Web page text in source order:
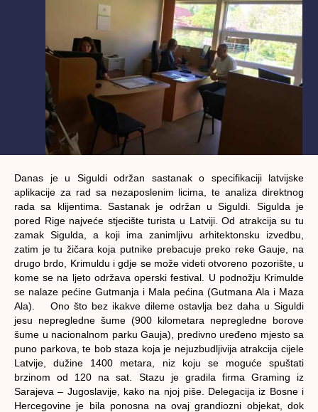
Danas je u Siguldi održan sastanak o specifikaciji latvijske
aplikacije za rad sa nezaposlenim licima, te analiza direktnog
rada sa klijentima. Sastanak je održan u Siguldi. Sigulda je
pored Rige najveće stjecište turista u Latviji. Od atrakcija su tu
zamak Sigulda, a koji ima zanimljivu arhitektonsku izvedbu,
zatim je tu žičara koja putnike prebacuje preko reke Gauje, na
drugo brdo, Krimuldu i gdje se može videti otvoreno pozorište, u
kome se na ljeto održava operski festival. U podnožju Krimulde
se nalaze pećine Gutmanja i Mala pećina (Gutmana Ala i Maza
Ala). Ono što bez ikakve dileme ostavlja bez daha u Siguldi
jesu nepregledne šume (900 kilometara nepregledne borove
šume u nacionalnom parku Gauja), predivno uređeno mjesto sa
puno parkova, te bob staza koja je nejuzbudljivija atrakcija cijele
Latvije, dužine 1400 metara, niz koju se moguće spuštati
brzinom od 120 na sat. Stazu je gradila firma Graming iz
Sarajeva – Jugoslavije, kako na njoj piše. Delegacija iz Bosne i
Hercegovine je bila ponosna na ovaj grandiozni objekat, dok